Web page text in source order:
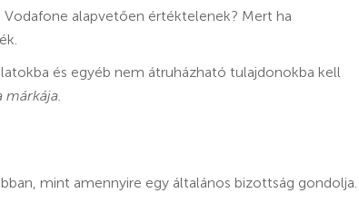
alapvetően értéktelenek? Mert ha
és egyéb nem átruházható tulajdonokba kell
márkája.
mint amennyire egy általános bizottság gondolja.